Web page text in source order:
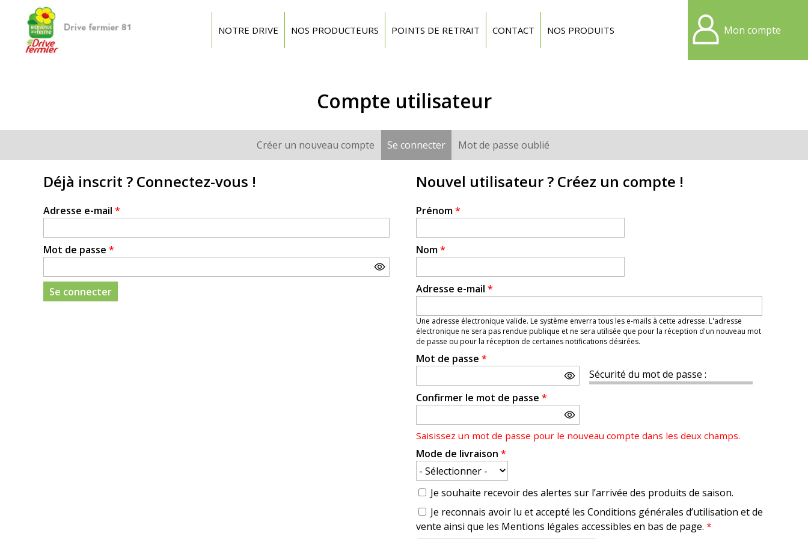
NOTRE DRIVE NOS PRODUCTEURS POINTS DE RETRAIT CONTACT NOS PRODUITS Mon compte
Compte utilisateur
principaux
Créer un nouveau compte Se connecter (onglet actif)
Mot de passe oublié
Déjà inscrit ? Connectez-vous !
Adresse e-mail *
Mot de passe *
Nouvel utilisateur ? Créez un compte !
Prénom*
Nom*
Adresse e-mail *
Une adresse électronique valide. Le système enverra tous les e-mails à cette adresse. L'adresse
électronique ne sera pas rendue publique et ne sera utilisée que pour la réception d'un nouveau mot
de passe ou pour la réception de certaines notifications désirées.
Mot de passe *
Sécurité du mot de passe :
Confirmer le mot de passe *
Saisissez un mot de passe pour le nouveau compte dans les deux champs.
Mode de livraison *
Je souhaite recevoir des alertes sur l’arrivée des produits de saison.
Je reconnais avoir lu et accepté les Conditions générales d’utilisation et de
vente ainsi que les Mentions légales accessibles en bas de page. *